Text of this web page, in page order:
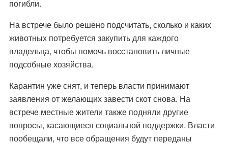
погибли.
На встрече было решено подсчитать, сколько и каких
животных потребуется закупить для каждого
владельца, чтобы помочь восстановить личные
подсобные хозяйства.
Карантин уже снят, и теперь власти принимают
заявления от желающих завести скот снова. На
встрече местные жители также подняли другие
вопросы, касающиеся социальной поддержки. Власти
пообещали, что все обращения будут переданы